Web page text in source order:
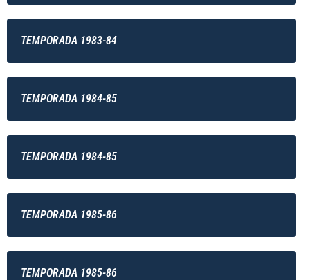
TEMPORADA 1983-84
TEMPORADA 1984-85
TEMPORADA 1984-85
TEMPORADA 1985-86
TEMPORADA 1985-86